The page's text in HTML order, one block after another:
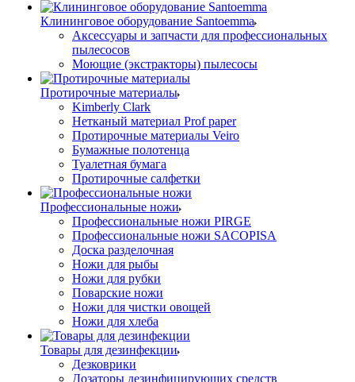
Клининговое оборудование Santoemma
Аксессуары и запчасти для профессиональных
пылесосов
Моющие (экстракторы) пылесосы
Протирочные материалы
Kimberly Clark
Нетканый материал Prof paper
Протирочные материалы Veiro
Бумажные полотенца
Туалетная бумага
Протирочные салфетки
Профессиональные ножи
Профессиональные ножи PIRGE
Профессиональные ножи SACOPISA
Доска разделочная
Ножи для рыбы
Ножи для рубки
Поварские ножи
Ножи для чистки овощей
Ножи для хлеба
Товары для дезинфекции
Дезковрики
Дозаторы дезинфицирующих средств